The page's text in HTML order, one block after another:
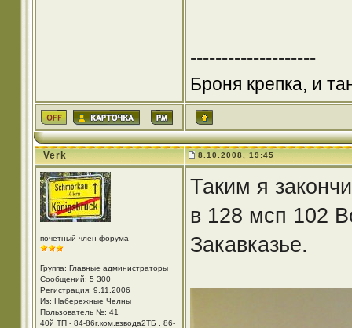
--------------------
Броня крепка, и
Verk 8.10.2008, 19:45
почетный член форума
Группа: Главные администраторы
Сообщений: 5 300
Регистрация: 9.11.2006
Из: Набережные Челны
Пользователь №: 41
40й ТП - 84-86г,ком,взвода2ТБ , 86-
Таким я
в 128 мсп 102
Закавказье.